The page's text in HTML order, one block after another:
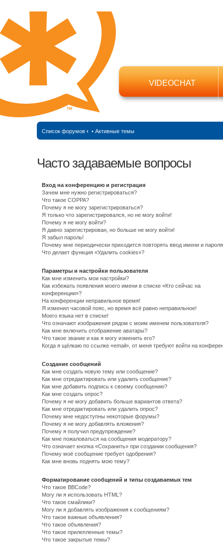
VIDEOCHAT
Список форумов ‹ • Активные темы
Часто задаваемые вопросы
Вход на конференцию и регистрация
Зачем мне нужно регистрироваться?
Что такое COPPA?
Почему я не могу зарегистрироваться?
Я только что зарегистрировался, но не могу войти!
Почему я не могу войти?
Я давно зарегистрирован, но больше не могу войти!
Я забыл пароль!
Почему мне периодически приходится повторять ввод имени и
Что делает функция «Удалить cookies»?
Параметры и настройки пользователя
Как мне изменить мои настройки?
Как избежать появления моего имени в списке «Кто сейчас на
конференции»?
На конференции неправильное время!
Я изменил часовой пояс, но время всё равно неправильное!
Моего языка нет в списке!
Что означают изображения рядом с моим именем пользователя?
Как мне включить отображение аватары?
Что такое звание и как я могу изменить его?
Когда я щёлкаю по ссылке «email», от меня требуют войти на
Создание сообщений
Как мне создать новую тему или сообщение?
Как мне отредактировать или удалить сообщение?
Как мне добавить подпись к своему сообщению?
Как мне создать опрос?
Почему я не могу добавить больше вариантов ответа?
Как мне отредактировать или удалить опрос?
Почему мне недоступны некоторые форумы?
Почему я не могу добавлять вложения?
Почему я получил предупреждение?
Как мне пожаловаться на сообщения модератору?
Что означает кнопка «Сохранить» при создании сообщения?
Почему моё сообщение требует одобрения?
Как мне вновь поднять мою тему?
Форматирование сообщений и типы создаваемых тем
Что такое BBCode?
Могу ли я использовать HTML?
Что такое смайлики?
Могу ли я добавлять изображения к сообщениям?
Что такое важные объявления?
Что такое объявления?
Что такое прилепленные темы?
Что такое закрытые темы?